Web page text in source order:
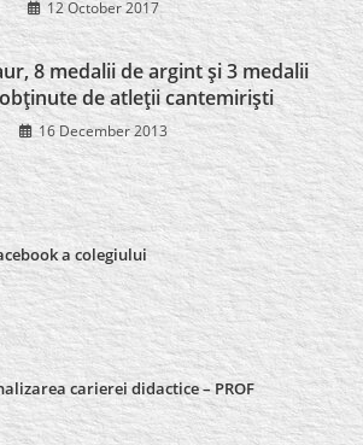
12 October 2017
8 medalii de argint şi 3 medalii
de atleţii cantemirişti
16 December 2013
a colegiului
carierei didactice – PROF